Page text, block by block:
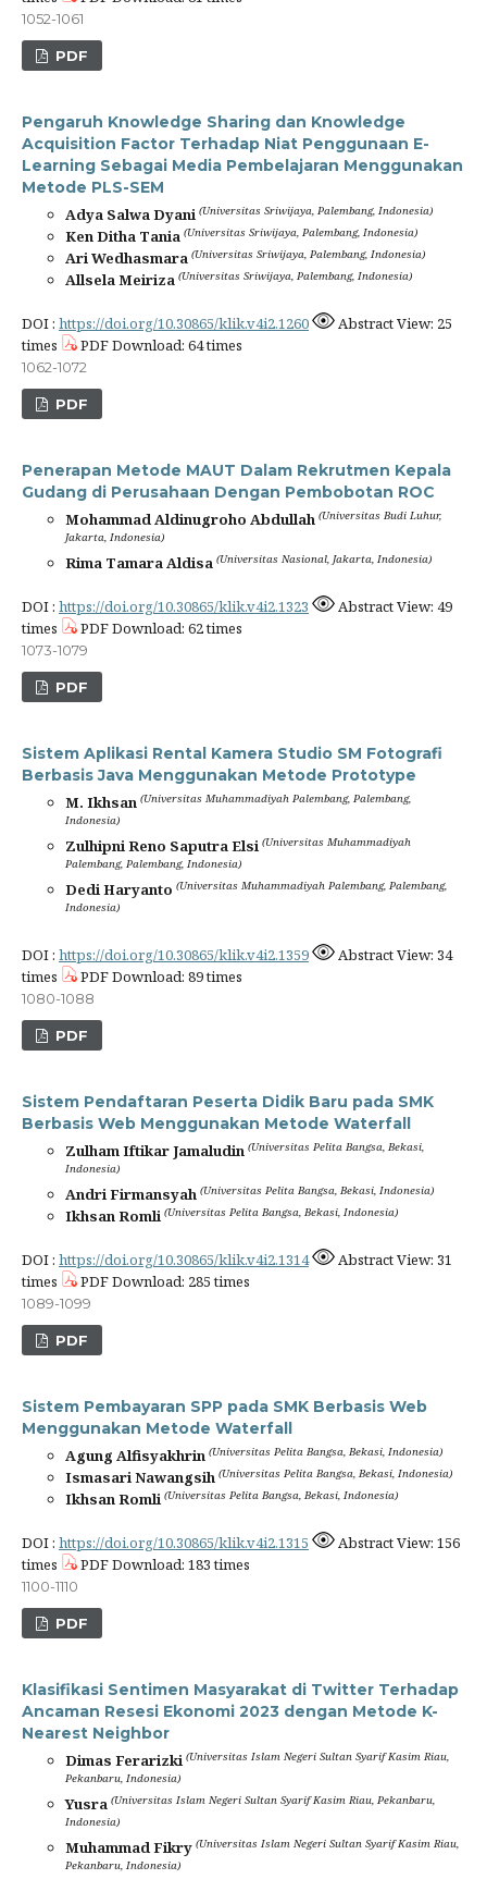
1052-1061
PDF
Pengaruh Knowledge Sharing dan Knowledge
Acquisition Factor Terhadap Niat Penggunaan E-
Learning Sebagai Media Pembelajaran Menggunakan
Metode PLS-SEM
Adya Salwa Dyani (Universitas Sriwijaya, Palembang, Indonesia)
Ken Ditha Tania (Universitas Sriwijaya, Palembang, Indonesia)
Ari Wedhasmara (Universitas Sriwijaya, Palembang, Indonesia)
Allsela Meiriza (Universitas Sriwijaya, Palembang, Indonesia)
DOI : https://doi.org/10.30865/klik.v4i2.1260
Abstract View: 25
times
PDF Download: 64 times
1062-1072
PDF
Penerapan Metode MAUT Dalam Rekrutmen Kepala
Gudang di Perusahaan Dengan Pembobotan ROC
Mohammad Aldinugroho Abdullah (Universitas Budi Luhur,
Jakarta, Indonesia)
Rima Tamara Aldisa (Universitas Nasional, Jakarta, Indonesia)
DOI : https://doi.org/10.30865/klik.v4i2.1323
Abstract View: 49
times
PDF Download: 62 times
1073-1079
PDF
Sistem Aplikasi Rental Kamera Studio SM Fotografi
Berbasis Java Menggunakan Metode Prototype
M. Ikhsan (Universitas Muhammadiyah Palembang, Palembang,
Indonesia)
Zulhipni Reno Saputra Elsi (Universitas Muhammadiyah
Palembang, Palembang, Indonesia)
Dedi Haryanto (Universitas Muhammadiyah Palembang, Palembang,
Indonesia)
DOI : https://doi.org/10.30865/klik.v4i2.1359
Abstract View: 34
times
PDF Download: 89 times
1080-1088
PDF
Sistem Pendaftaran Peserta Didik Baru pada SMK
Berbasis Web Menggunakan Metode Waterfall
Zulham Iftikar Jamaludin (Universitas Pelita Bangsa, Bekasi,
Indonesia)
Andri Firmansyah (Universitas Pelita Bangsa, Bekasi, Indonesia)
Ikhsan Romli (Universitas Pelita Bangsa, Bekasi, Indonesia)
DOI : https://doi.org/10.30865/klik.v4i2.1314
Abstract View: 31
times
PDF Download: 285 times
1089-1099
PDF
Sistem Pembayaran SPP pada SMK Berbasis Web
Menggunakan Metode Waterfall
Agung Alfisyakhrin (Universitas Pelita Bangsa, Bekasi, Indonesia)
Ismasari Nawangsih (Universitas Pelita Bangsa, Bekasi, Indonesia)
Ikhsan Romli (Universitas Pelita Bangsa, Bekasi, Indonesia)
DOI : https://doi.org/10.30865/klik.v4i2.1315
Abstract View: 156
times
PDF Download: 183 times
1100-1110
PDF
Klasifikasi Sentimen Masyarakat di Twitter Terhadap
Ancaman Resesi Ekonomi 2023 dengan Metode K-
Nearest Neighbor
Dimas Ferarizki (Universitas Islam Negeri Sultan Syarif Kasim Riau,
Pekanbaru, Indonesia)
Yusra (Universitas Islam Negeri Sultan Syarif Kasim Riau, Pekanbaru,
Indonesia)
Muhammad Fikry (Universitas Islam Negeri Sultan Syarif Kasim Riau,
Pekanbaru, Indonesia)